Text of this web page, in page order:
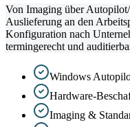
Von Imaging über
Auslieferung an den
Konfiguration nach
termingerecht und
Windows
Hardware-
Imaging &